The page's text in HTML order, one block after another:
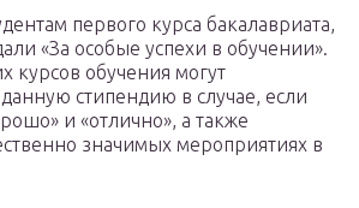
первого курса бакалавриата,
«За особые успехи в обучении».
курсов обучения могут
стипендию в случае, если
и «отлично», а также
значимых мероприятиях в